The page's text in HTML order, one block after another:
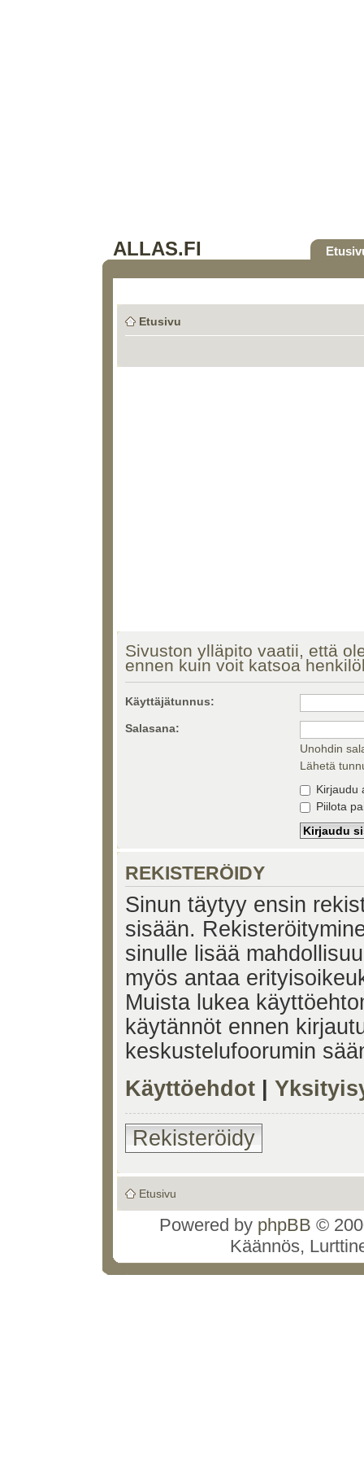
ALLAS.FI
Etusivu
Sivuston ylläpito vaatii, että
ennen kuin voit katsoa
Käyttäjätunnus:
Salasana:
Unohdin
Lähetä
Kirjaudu
Piilota
REKISTERÖIDY
Sinun täytyy ensin
sisään.
sinulle lisää
myös antaa
Muista lukea
käytännöt ennen
keskustelufoorumin
Käyttöehdot
Rekisteröidy
Etusivu
Powered by phpBB ©
Käännös,